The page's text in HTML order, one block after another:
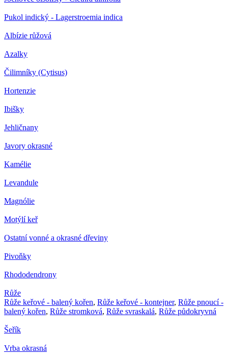
Pukol indický - Lagerstroemia indica
Albízie růžová
Azalky
Čilimníky (Cytisus)
Hortenzie
Ibišky
Jehličnany
Javory okrasné
Kamélie
Levandule
Magnólie
Motýlí keř
Ostatní vonné a okrasné dřeviny
Pivoňky
Rhododendrony
Růže
Růže keřové - balený kořen, Růže keřové - kontejner, Růže pnoucí -
balený kořen, Růže stromková, Růže svraskalá, Růže půdokryvná
Šeřík
Vrba okrasná